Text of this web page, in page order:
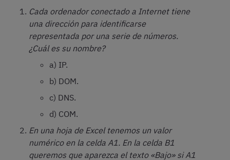
Cada ordenador conectado a Internet tiene
una dirección para identificarse
representada por una serie de números.
¿Cuál es su nombre?
a) IP.
b) DOM.
c) DNS.
d) COM.
En una hoja de Excel tenemos un valor
numérico en la celda A1. En la celda B1
queremos que aparezca el texto «Bajo» si A1